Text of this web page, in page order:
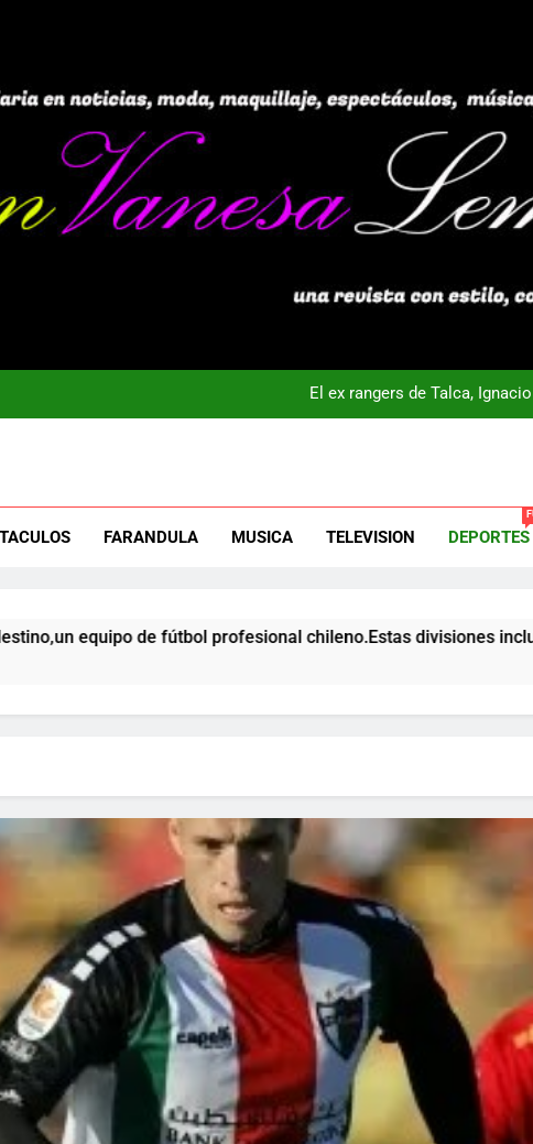
El ex rangers de Talca,
Campeón con Wanderers regresa al fútbol
FARANDULA MUSICA TELEVISION DEPORTES
chileno.Estas divisiones incluyen categorías